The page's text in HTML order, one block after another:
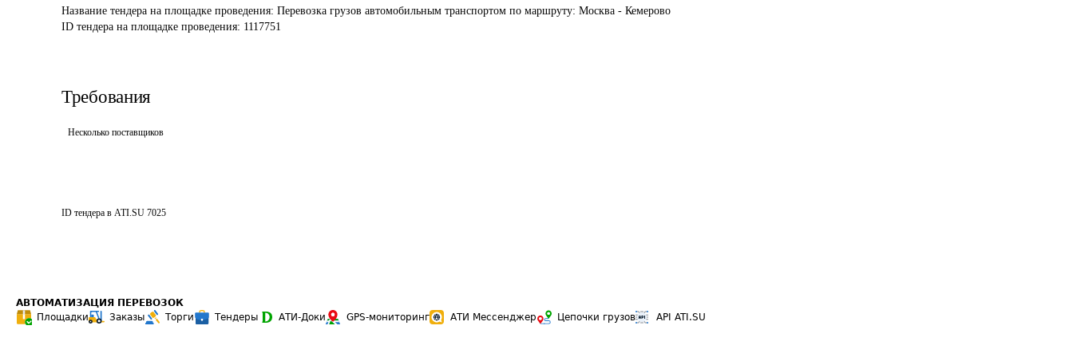
Название тендера на площадке проведения: Перевозка грузов автомобильным транспортом по маршруту: Москва - Кемерово
ID тендера на площадке проведения: 1117751
Требования
Несколько поставщиков
ID тендера в ATI.SU 7025
АВТОМАТИЗАЦИЯ ПЕРЕВОЗОК
Площадки
Заказы Торги Тендеры АТИ-Доки GPS-мониторинг АТИ Мессенджер Цепочки грузов API ATI.SU